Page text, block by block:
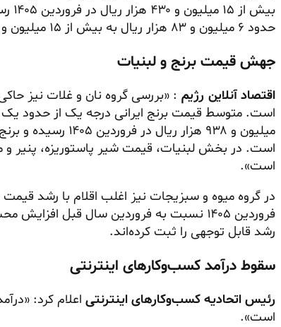
حدود ۶ میلیون و ۸۳ هزار ریال به بیش از ۱۵ میلیون و ۳۹۶ هزار ریال افزایش یافته است.
جهش قیمت برنج و لبنیات
اقتصاد آنلاین رژیم : «بررسی گروه نان و غلات نیز
میلیون و ۹۳۸ هزار
است. در بخش لبنیات، قیمت شیر پاستوریزه،
است».
در گروه میوه و سبزیجات نیز اغلب اقلام با رشد
فروردین ۱۴۰۵ نسبت به فروردین سال قبل
رشد قابل توجهی را ثبت کرده‌اند.
سقوط درآمد کسب‌وکارهای اینترنتی
رئیس اتحادیه کسب‌وکارهای اینترنتی اعلام کرد:
است».